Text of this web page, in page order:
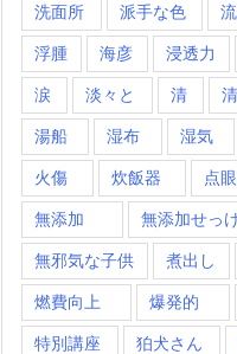
洗面所 派手な色
浮腫 海彦 浸透力
涙 淡々と 清
湯船 湿布 湿気
火傷 炊飯器 点
無添加 無添加せっ
無邪気な子供 煮出し
燃費向上 爆発的
特別講座 狛犬さん